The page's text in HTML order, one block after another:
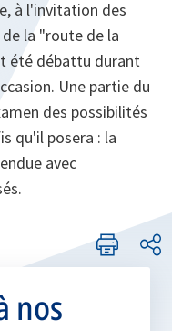
à l'invitation des
la "route de la
été débattu durant
Une partie du
des possibilités
qu'il posera : la
avec
nos